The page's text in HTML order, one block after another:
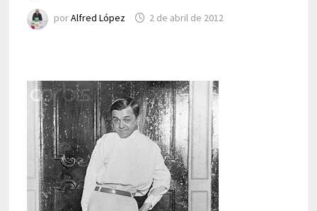
porAlfred López 2 de abril de 2012